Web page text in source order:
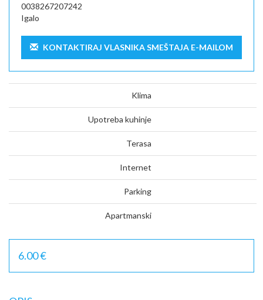
0038267207242
Igalo
KONTAKTIRAJ VLASNIKA SMEŠTAJA E-MAILOM
Klima
Upotreba kuhinje
Terasa
Internet
Parking
Apartmanski
6.00 €